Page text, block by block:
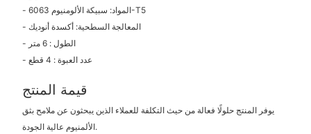
- المواد: سبيكة الألومنيوم 6063-T5
- المعالجة السطحية: أكسدة أنوديك
- الطول : 6 متر
- عدد العبوة : 4 قطع
قيمة المنتج
يوفر المنتج حلولًا فعالة من حيث التكلفة للعملاء الذين يبحثون عن ملامح بثق
الألمنيوم عالية الجودة.